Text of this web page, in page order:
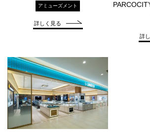
アミューズメント
詳しく見る
詳